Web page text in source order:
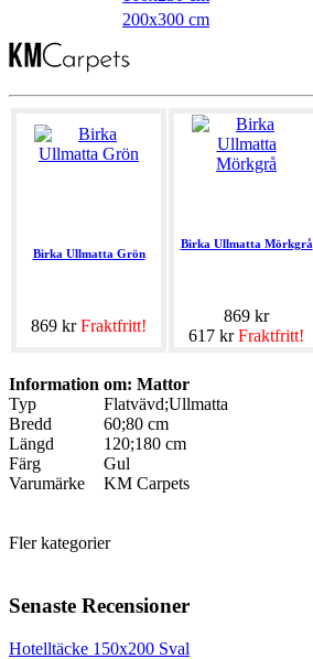
200x300 cm
Birka Ullmatta Grön
869 krFraktfritt!
Birka Ullmatta Mörkgrå
869 kr
617 krFraktfritt!
Information om: Mattor
Typ
Flatvävd;Ullmatta
Bredd
60;80 cm
Längd
120;180 cm
Färg
Gul
Varumärke
KM Carpets
Fler kategorier
Senaste Recensioner
Hotelltäcke 150x200 Sval